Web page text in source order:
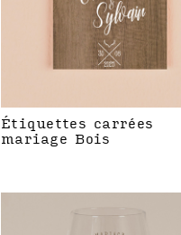
Étiquettes carrées
mariage Bois